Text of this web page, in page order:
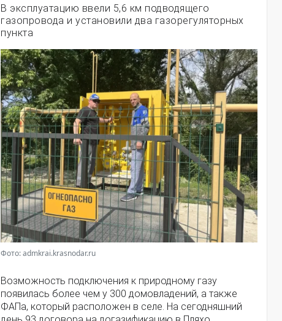
В эксплуатацию ввели 5,6 км подводящего
газопровода и установили два газорегуляторных
пункта
Фото: admkrai.krasnodar.ru
Возможность подключения к природному газу
появилась более чем у 300 домовладений, а также
ФАПа, который расположен в селе. На сегодняшний